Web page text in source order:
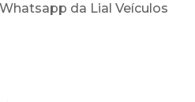
da Lial Veículos